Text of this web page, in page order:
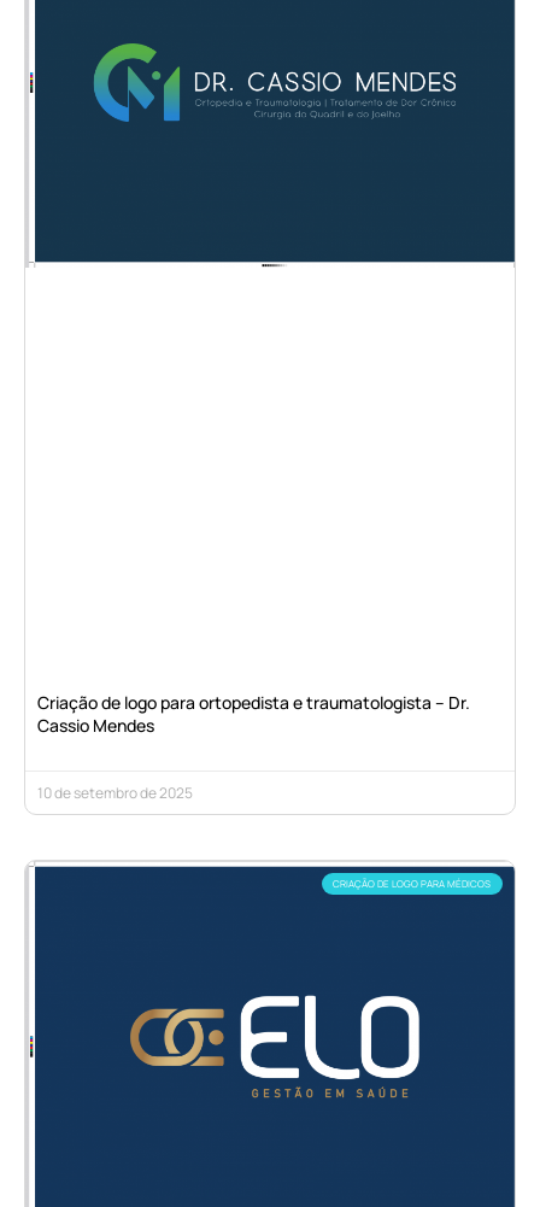
Criação de logo para ortopedista e traumatologista – Dr.
Cassio Mendes
10 de setembro de 2025
CRIAÇÃO DE LOGO PARA MÉDICOS